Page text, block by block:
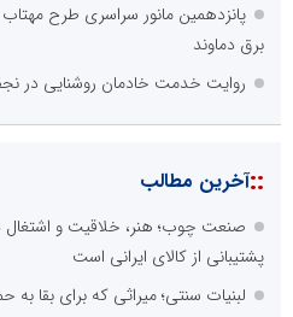
پانزدهمین مانور سراسری طرح مهتاب
برق دماوند
روایت خدمت خادمان روشنایی در
::آخرین مطالب
صنعت چوب؛ هنر، خلاقیت و اشتغال در
پشتیبانی از کالای ایرانی است
لبنیات سنتی؛ میراثی که برای بقا به